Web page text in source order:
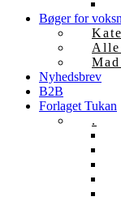
Bøger for
Alle
Nyhedsbrev
B2B
Forlaget Tukan
.